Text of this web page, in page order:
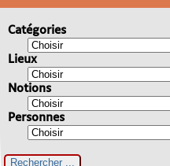
Catégories
Lieux
Notions
Personnes